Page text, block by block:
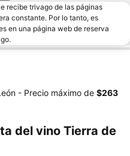
recibe trivago de las páginas
constante. Por lo tanto, es
en una página web de reserva
- Precio máximo de ‎$263
del vino Tierra de